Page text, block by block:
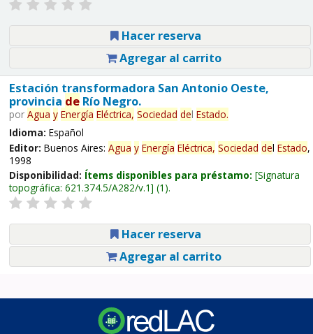
Hacer reserva
Agregar al carrito
Estación transformadora San Antonio Oeste,
provincia deRío Negro.
por Agua y Energía Eléctrica, Sociedad del Estado.
Idioma: Español
Editor: Buenos Aires: Agua y Energía Eléctrica, Sociedad del Estado,
1998
Disponibilidad: Ítems disponibles para préstamo: Signatura
topográfica: 621.374.5/A282/v.1 (1).
Hacer reserva
Agregar al carrito